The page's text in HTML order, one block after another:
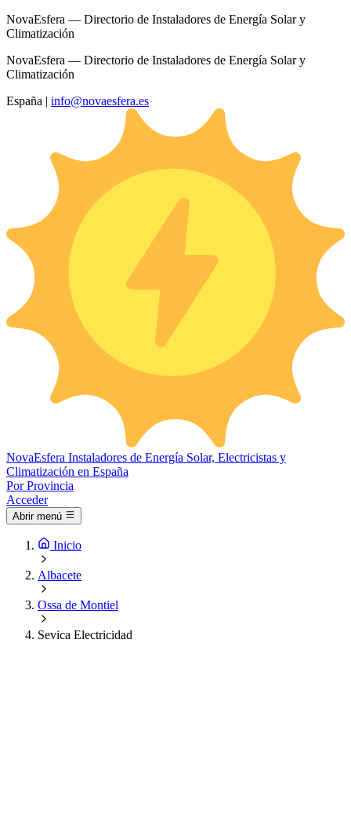
NovaEsfera — Directorio de Instaladores de Energía Solar y
Climatización
NovaEsfera — Directorio de Instaladores de Energía Solar y
Climatización
España | info@novaesfera.es
NovaEsfera Instaladores de Energía Solar, Electricistas y
Climatización en España
Por Provincia
Acceder
Abrir menú
Inicio
Albacete
Ossa de Montiel
Sevica Electricidad